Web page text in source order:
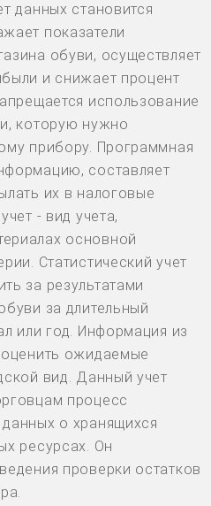
данных становится
показатели
обуви, осуществляет
и снижает процент
использование
которую нужно
прибору. Программная
составляет
их в налоговые
- вид учета,
основной
Статистический учет
за результатами
за длительный
или год. Информация из
оценить ожидаемые
вид. Данный учет
процесс
о хранящихся
ресурсах. Он
проверки остатков